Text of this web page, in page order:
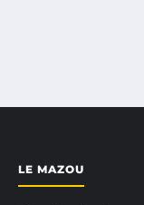
LE MAZOU